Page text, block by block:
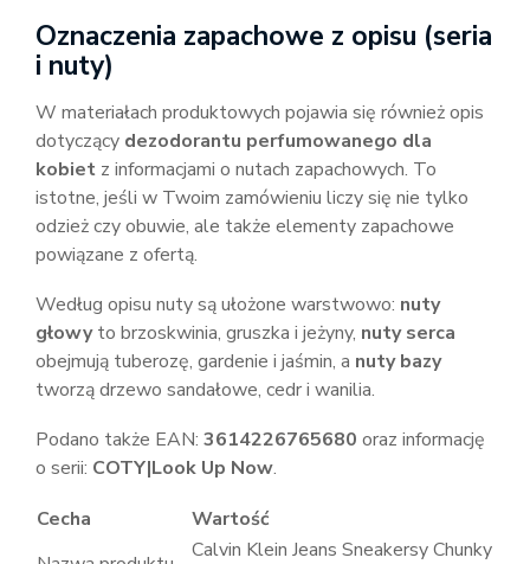
Oznaczenia zapachowe z opisu (seria
i nuty)
W materiałach produktowych pojawia się również opis
dotyczący dezodorantu perfumowanego dla
kobiet z informacjami o nutach zapachowych. To
istotne, jeśli w Twoim zamówieniu liczy się nie tylko
odzież czy obuwie, ale także elementy zapachowe
powiązane z ofertą.
Według opisu nuty są ułożone warstwowo: nuty
głowyto brzoskwinia, gruszka i jeżyny, nuty serca
obejmują tuberozę, gardenie i jaśmin, a nuty bazy
tworzą drzewo sandałowe, cedr i wanilia.
Podano także EAN: 3614226765680 oraz informację
o serii: COTY|Look Up Now.
Cecha
Wartość
Calvin Klein Jeans Sneakersy Chunky